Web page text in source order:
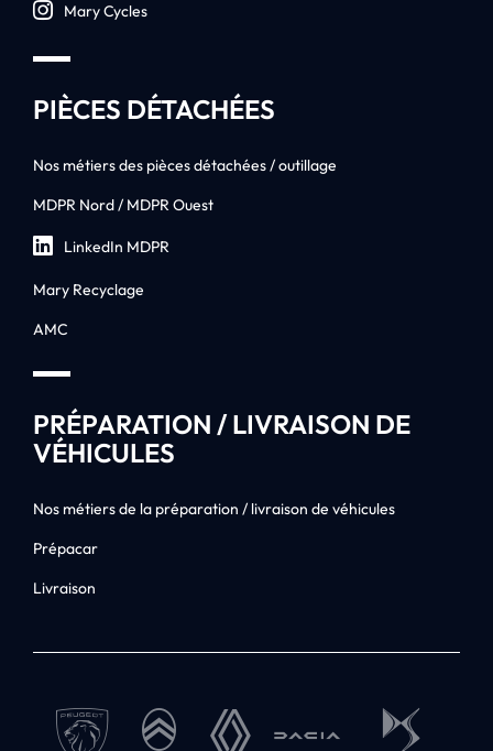
Mary Cycles
PIÈCES DÉTACHÉES
Nos métiers des pièces détachées / outillage
MDPR Nord / MDPR Ouest
LinkedIn MDPR
Mary Recyclage
AMC
PRÉPARATION / LIVRAISON DE
VÉHICULES
Nos métiers de la préparation / livraison de véhicules
Prépacar
Livraison